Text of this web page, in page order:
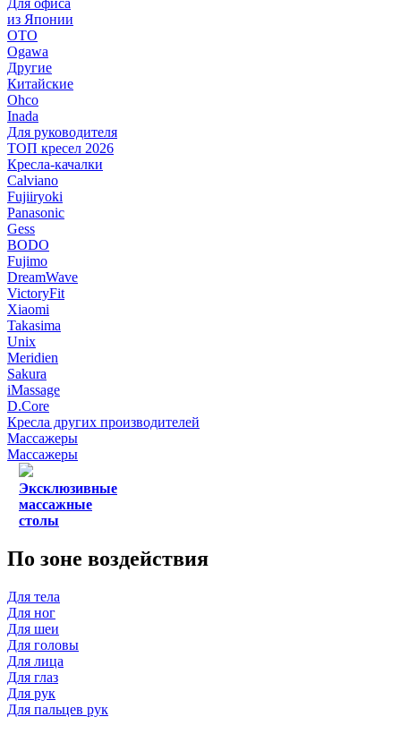
Для офиса
из Японии
OTO
Ogawa
Другие
Китайские
Ohco
Inada
Для руководителя
ТОП кресел 2026
Кресла-качалки
Calviano
Fujiiryoki
Panasonic
Gess
BODO
Fujimo
DreamWave
VictoryFit
Xiaomi
Takasima
Unix
Meridien
Sakura
iMassage
D.Core
Кресла других производителей
Массажеры
Массажеры
Эксклюзивные
массажные
столы
По зоне воздействия
Для тела
Для ног
Для шеи
Для головы
Для лица
Для глаз
Для рук
Для пальцев рук